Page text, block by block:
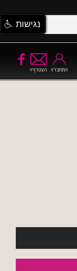
הצטרף/י התחבר/י
נגישות